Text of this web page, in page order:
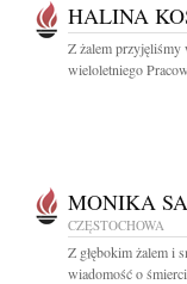
HALINA
Z żalem przyjęliśmy
wieloletniego
MONIKA
CZĘSTOCHOWA
Z głębokim żalem i
wiadomość o